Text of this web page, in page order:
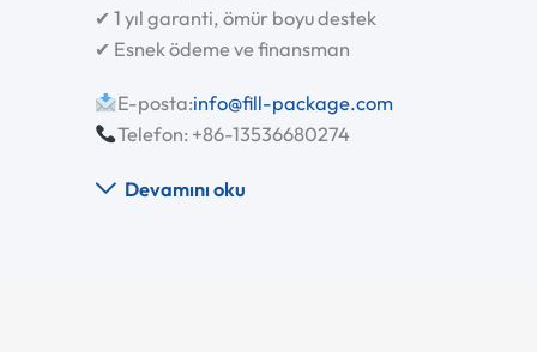
✔ 1 yıl garanti, ömür boyu destek
✔ Esnek ödeme ve finansman
E-posta:info@fill-package.com
Telefon: +86-13536680274
Devamını oku